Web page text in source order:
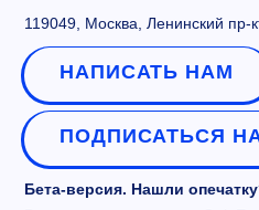
119049, Москва, Ленинский пр-
НАПИСАТЬ НАМ
ПОДПИСАТЬСЯ
Бета-версия. Нашли